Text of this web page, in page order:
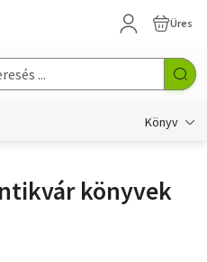
Üres
Könyv
könyvek